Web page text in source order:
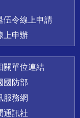
伍令線上申請
上申辦
關單位連結
國防部
服務網
通訊社